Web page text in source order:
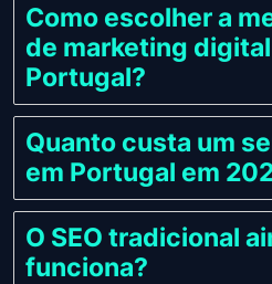
Como escolher a
de marketing
Portugal?
Quanto custa um
em Portugal em
O SEO tradicional
funciona?